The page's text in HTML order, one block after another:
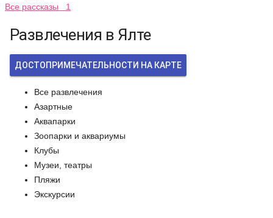
Все рассказы 1
Развлечения в Ялте
ДОСТОПРИМЕЧАТЕЛЬНОСТИ НА КАРТЕ
Все развлечения
Азартные
Аквапарки
Зоопарки и аквариумы
Клубы
Музеи, театры
Пляжи
Экскурсии